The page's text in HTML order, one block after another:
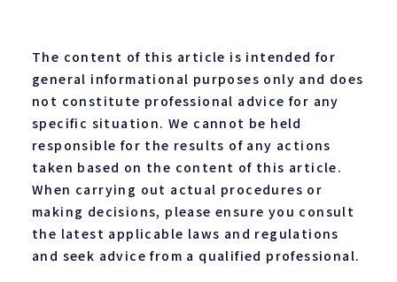
The content of this article is intended for
general informational purposes only and does
not constitute professional advice for any
specific situation. We cannot be held
responsible for the results of any actions
taken based on the content of this article.
When carrying out actual procedures or
making decisions, please ensure you consult
the latest applicable laws and regulations
and seek advice from a qualified professional.